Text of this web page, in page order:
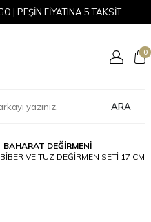
| PEŞİN FİYATINA 5 TAKSİT
ARA
0
BAHARAT DEĞIRMENI
VE TUZ DEĞIRMEN SETI 17 CM